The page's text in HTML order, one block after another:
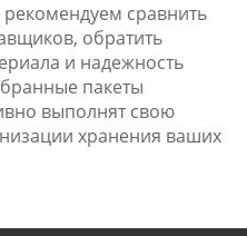
сравнить
обратить
и надежность
пакеты
выполнят свою
хранения ваших